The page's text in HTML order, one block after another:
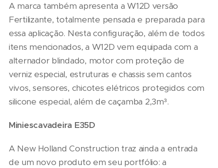
A marca também apresenta a W12D versão
Fertilizante, totalmente pensada e preparada para
essa aplicação. Nesta configuração, além de todos
itens mencionados, a W12D vem equipada com a
alternador blindado, motor com proteção de
verniz especial, estruturas e chassis sem cantos
vivos, sensores, chicotes elétricos protegidos com
silicone especial, além de caçamba 2,3m³.
Miniescavadeira E35D
A New Holland Construction traz ainda a entrada
de um novo produto em seu portfólio: a